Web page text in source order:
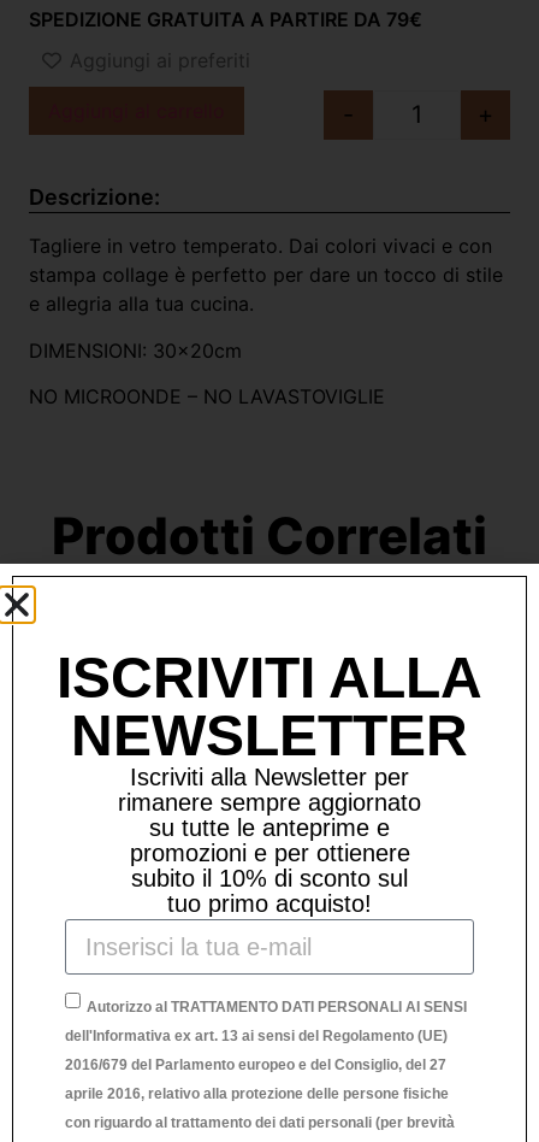
SPEDIZIONE GRATUITA A PARTIRE DA 79€
Aggiungi ai preferiti
- +
Descrizione:
Tagliere in vetro temperato. Dai colori vivaci e con
stampa collage è perfetto per dare un tocco di stile
e allegria alla tua cucina.
DIMENSIONI: 30x20cm
NO MICROONDE – NO LAVASTOVIGLIE
Prodotti Correlati
VASSOIO IN LATTA SMALTATA
ISCRIVITI ALLA
NEWSLETTER
Iscriviti alla Newsletter per
rimanere sempre aggiornato
su tutte le anteprime e
promozioni e per ottienere
subito il 10% di sconto sul
tuo primo acquisto!
Autorizzo al TRATTAMENTO DATI PERSONALI AI SENSI
dell'Informativa ex art. 13 ai sensi del Regolamento (UE)
2016/679 del Parlamento europeo e del Consiglio, del 27
aprile 2016, relativo alla protezione delle persone fisiche
con riguardo al trattamento dei dati personali (per brevità